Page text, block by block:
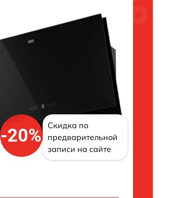
-20%
Скидка по
предварительной
записи на сайте